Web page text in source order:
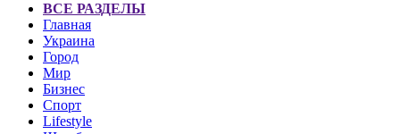
ВСЕ РАЗДЕЛЫ
Главная
Украина
Город
Мир
Бизнес
Спорт
Lifestyle